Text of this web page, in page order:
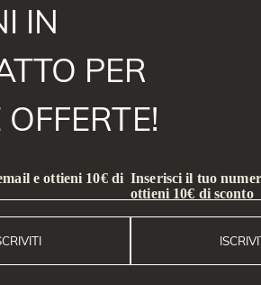
IN
PER
e ottieni 10€ di Inserisci il tuo
ottieni 10€ di sconto